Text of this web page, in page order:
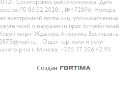
Солигорским райисполкомом. Дата
РБ 06.02.2020г., №472896. Номера
электронной почты лиц, уполномоченных
о нарушении прав потребителей:
мир»: Жданова Анжелика Васильевна
- Отдел торговли и услуг
р-на г. Минска: +375 17 306 42 95
Создан